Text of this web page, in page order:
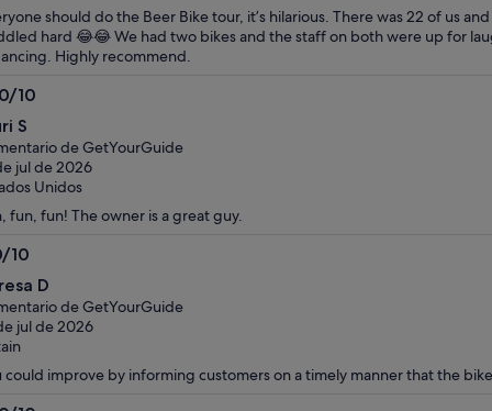
should do the Beer Bike tour, it’s hilarious. There was 22 of us
hard 😂😂 We had two bikes and the staff on both were up for
Highly recommend.
10
S
de GetYourGuide
jul de 2026
Unidos
fun, fun! The owner is a great guy.
10
D
de GetYourGuide
jul de 2026
could improve by informing customers on a timely manner that the